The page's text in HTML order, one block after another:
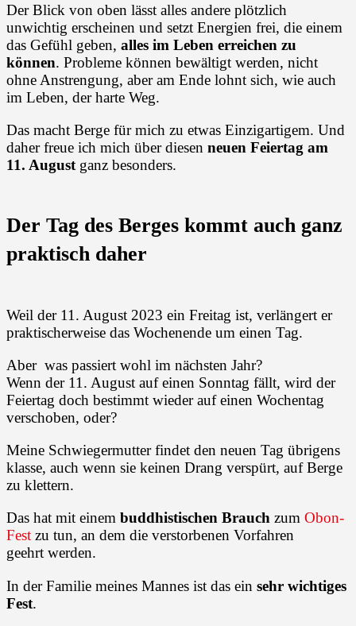
Der Blick von oben lässt alles andere plötzlich
unwichtig erscheinen und setzt Energien frei, die einem
das Gefühl geben, alles im Leben erreichen zu
können. Probleme können bewältigt werden, nicht
ohne Anstrengung, aber am Ende lohnt sich, wie auch
im Leben, der harte Weg.
Das macht Berge für mich zu etwas Einzigartigem. Und
daher freue ich mich über diesen neuen Feiertag am
11. August ganz besonders.
Der Tag des Berges kommt auch ganz
praktisch daher
Weil der 11. August 2023 ein Freitag ist, verlängert er
praktischerweise das Wochenende um einen Tag.
Aber was passiert wohl im nächsten Jahr?
Wenn der 11. August auf einen Sonntag fällt, wird der
Feiertag doch bestimmt wieder auf einen Wochentag
verschoben, oder?
Meine Schwiegermutter findet den neuen Tag übrigens
klasse, auch wenn sie keinen Drang verspürt, auf Berge
zu klettern.
Das hat mit einem buddhistischen Brauch zum Obon-
Fest zu tun, an dem die verstorbenen Vorfahren
geehrt werden.
In der Familie meines Mannes ist das ein sehr wichtiges
Fest.